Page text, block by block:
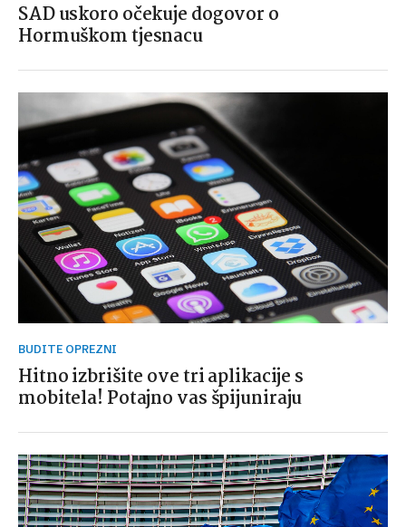
SAD uskoro očekuje dogovor o
Hormuškom tjesnacu
BUDITE OPREZNI
Hitno izbrišite ove tri aplikacije s
mobitela! Potajno vas špijuniraju